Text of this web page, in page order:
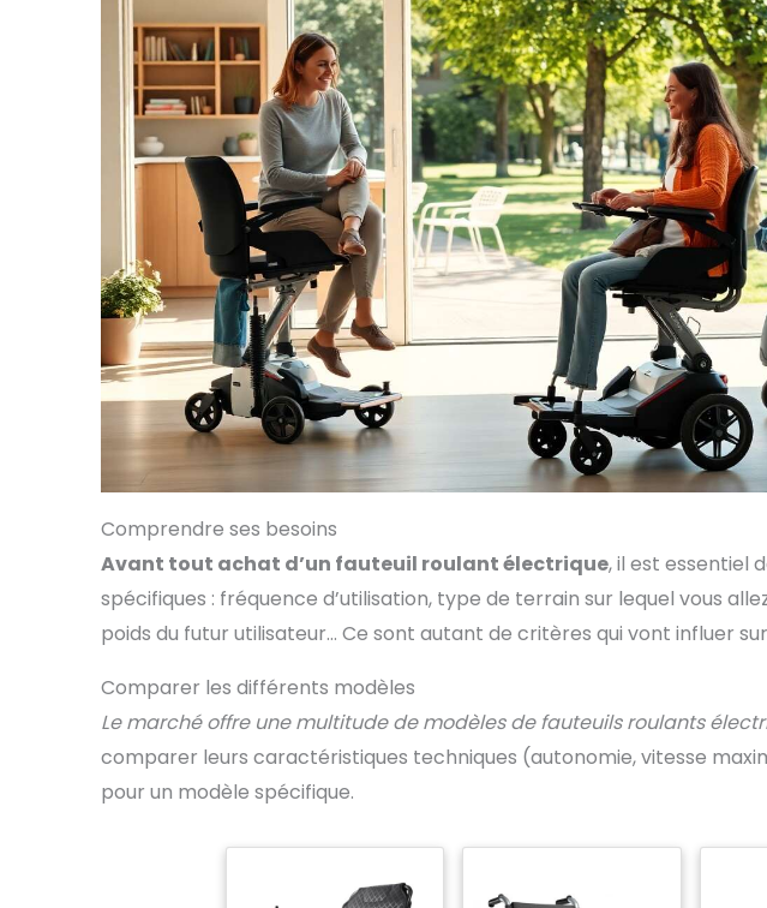
Comprendre ses besoins
Avant tout achat d’un fauteuil roulant électrique, il est essentiel
spécifiques : fréquence d’utilisation, type de terrain sur lequel vous
poids du futur utilisateur… Ce sont autant de critères qui vont influer
Comparer les différents modèles
Le marché offre une multitude de modèles de fauteuils roulants
comparer leurs caractéristiques techniques (autonomie, vitesse
pour un modèle spécifique.